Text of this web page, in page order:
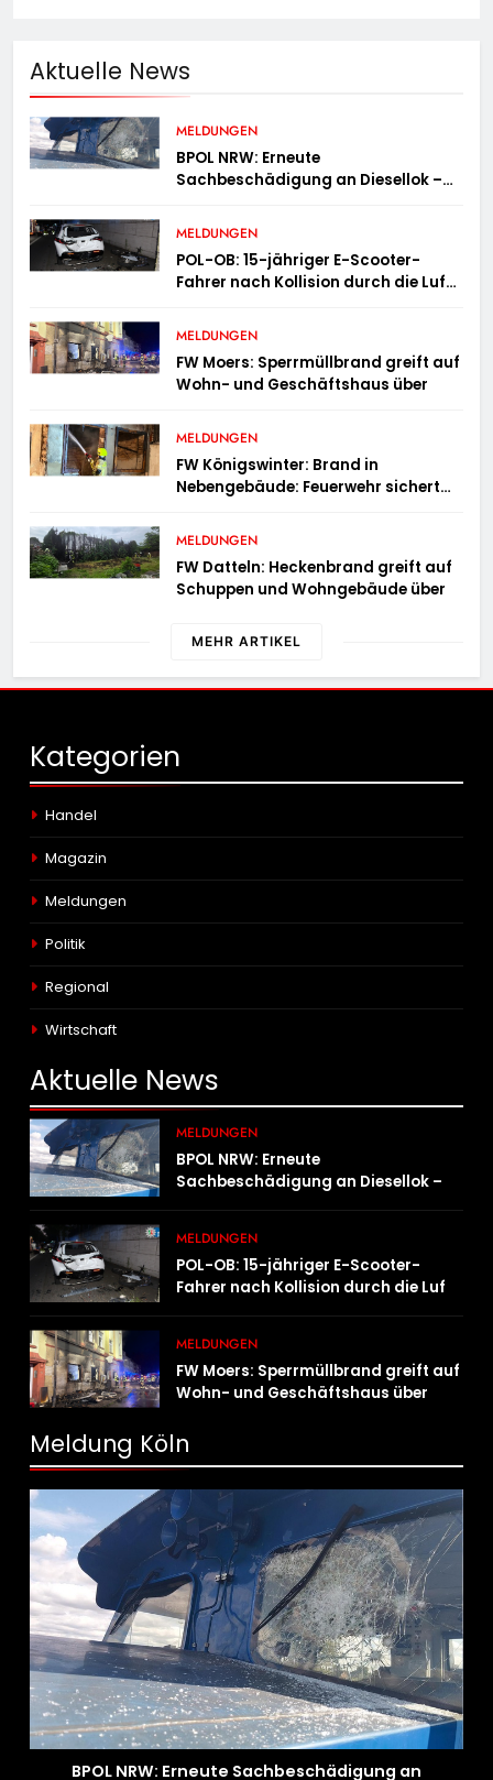
Aktuelle News
MELDUNGEN
BPOL NRW: Erneute
Sachbeschädigung an Diesellok –
MELDUNGEN
POL-OB: 15-jähriger E-Scooter-
Fahrer nach Kollision durch die Luft
MELDUNGEN
FW Moers: Sperrmüllbrand greift auf
Wohn- und Geschäftshaus über
MELDUNGEN
FW Königswinter: Brand in
Nebengebäude: Feuerwehr sichert
MELDUNGEN
FW Datteln: Heckenbrand greift auf
Schuppen und Wohngebäude über
MEHR ARTIKEL
Kategorien
Handel
Magazin
Meldungen
Politik
Regional
Wirtschaft
Aktuelle News
MELDUNGEN
BPOL NRW: Erneute
Sachbeschädigung an Diesellok –
MELDUNGEN
POL-OB: 15-jähriger E-Scooter-
Fahrer nach Kollision durch die Luft
MELDUNGEN
FW Moers: Sperrmüllbrand greift auf
Wohn- und Geschäftshaus über
Meldung Köln
BPOL NRW: Erneute Sachbeschädigung an